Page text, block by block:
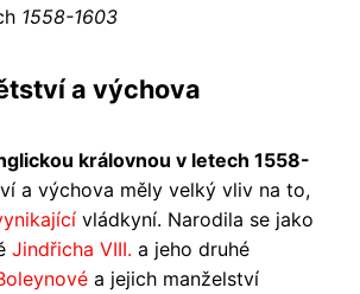
1558-1603
a výchova
královnou v letech 1558-
a výchova měly velký vliv na to,
vládkyní. Narodila se jako
Jindřicha VIII. a jeho druhé
a jejich manželství